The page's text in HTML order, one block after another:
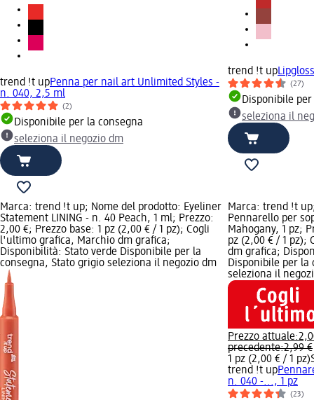
trend !t upPenna per nail art Unlimited Styles -
n. 040, 2,5 ml
(2)
Disponibile per la consegna
seleziona il negozio dm
trend !t up
(27)
Disponibile
seleziona il
Marca: trend !t up; Nome del prodotto: Eyeliner
Statement LINING - n. 40 Peach, 1 ml; Prezzo:
2,00 €; Prezzo base: 1 pz (2,00 € / 1 pz); Cogli
l'ultimo grafica, Marchio dm grafica;
Disponibilità: Stato verde Disponibile per la
consegna, Stato grigio seleziona il negozio dm
Marca: trend !t
Pennarello per
Mahogany, 1 pz;
pz (2,00 € / 1
dm grafica;
Disponibile per la
seleziona il
Prezzo attuale:
precedente:2,99 €
1 pz (2,00 € / 1 pz)
trend !t up
n. 040 -..., 1 pz
(23)